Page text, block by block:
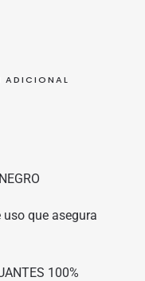
ADICIONAL
que asegura
100%